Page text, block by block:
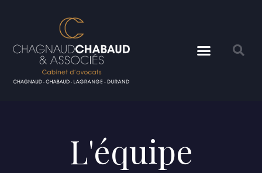
L'équipe